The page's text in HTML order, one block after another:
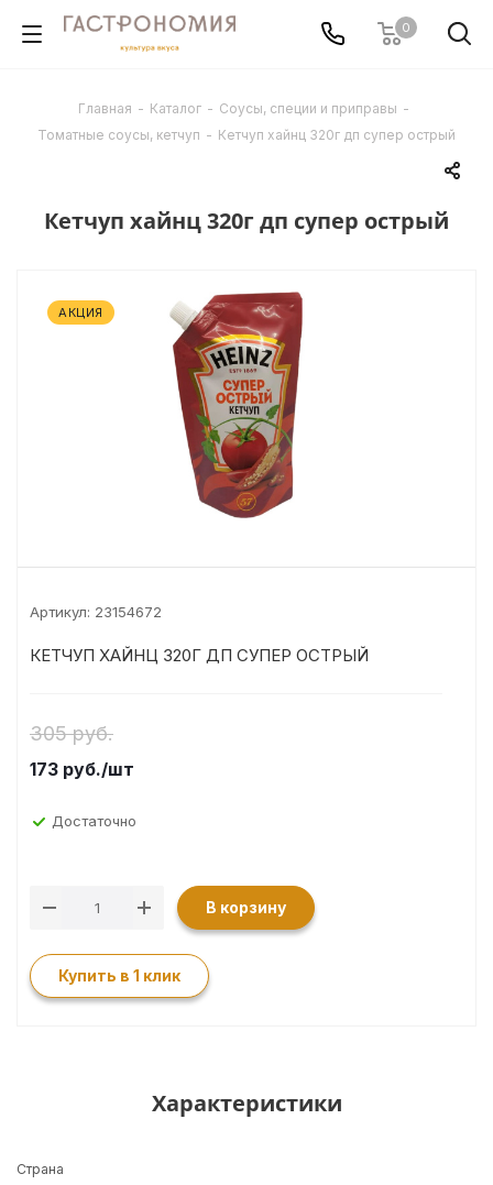
0
Главная - Каталог - Соусы, специи и приправы -
Томатные соусы, кетчуп - Кетчуп хайнц 320г дп супер острый
Кетчуп хайнц 320г дп супер острый
АКЦИЯ
Артикул: 23154672
КЕТЧУП ХАЙНЦ 320Г ДП СУПЕР ОСТРЫЙ
305 руб.
173 руб./шт
Достаточно
В корзину
Купить в 1 клик
Характеристики
Страна